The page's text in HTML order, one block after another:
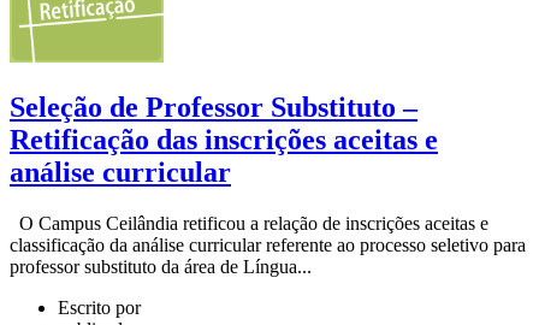
Seleção de Professor Substituto –
Retificação das inscrições aceitas e
análise curricular
O Campus Ceilândia retificou a relação de inscrições aceitas e
classificação da análise curricular referente ao processo seletivo para
professor substituto da área de Língua...
Escrito por